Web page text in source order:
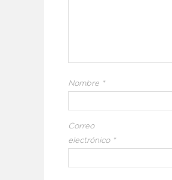
Nombre *
Correo
electrónico *